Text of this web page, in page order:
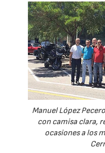
Manuel López
con camisa clara,
ocasiones a los